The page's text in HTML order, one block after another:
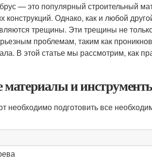
— это популярный строительный
конструкций. Однако, как и любой
трещины. Эти трещины не
проблемам, таким как
В этой статье мы рассмотрим, как
материалы и
необходимо подготовить все